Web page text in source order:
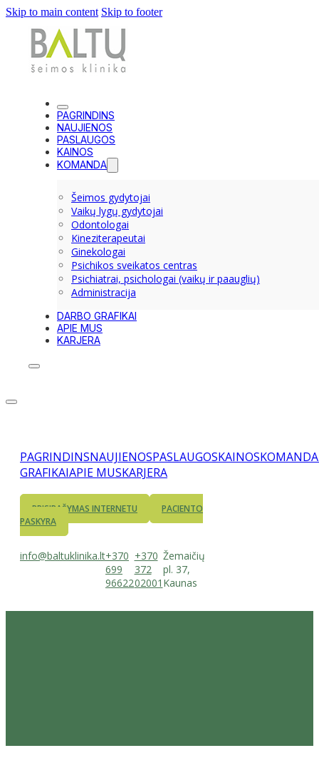
Skip to main content Skip to footer
PAGRINDINS
NAUJIENOS
PASLAUGOS
KAINOS
KOMANDA
Šeimos gydytojai
Vaikų lygų gydytojai
Odontologai
Kineziterapeutai
Ginekologai
Psichikos sveikatos centras
Psichiatrai, psichologai (vaikų ir paauglių)
Administracija
DARBO GRAFIKAI
APIE MUS
KARJERA
PAGRINDINSNAUJIENOSPASLAUGOSKAINOSKOMANDA
GRAFIKAIAPIE MUSKARJERA
PRISIRAŠYMAS INTERNETU
PACIENTO
PASKYRA
info@baltuklinika.lt+370
699
96622
+370
372
02001
Žemaičių
pl. 37,
Kaunas